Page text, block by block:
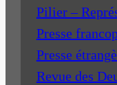
Pilier –
Presse
Presse
Revue des